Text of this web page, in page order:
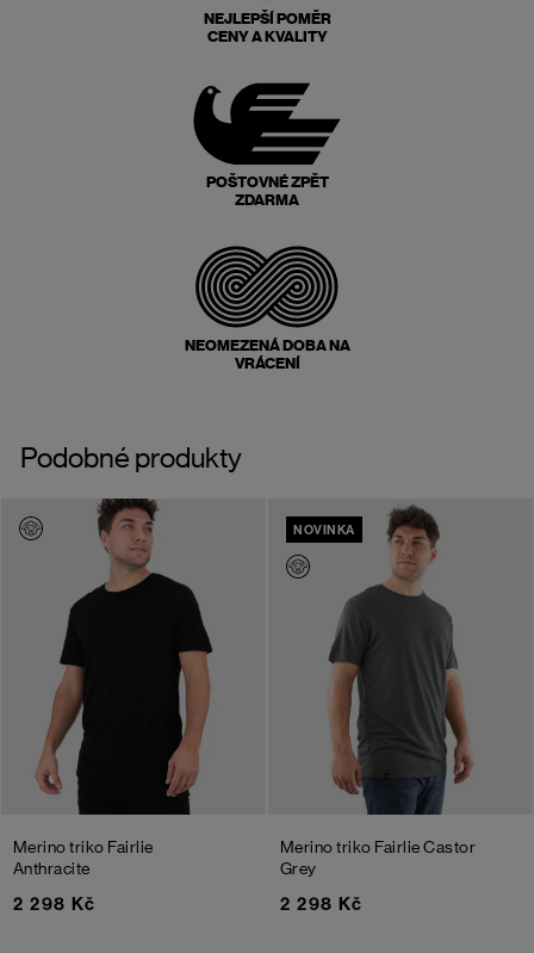
NEJLEPŠÍ POMĚR
CENY A KVALITY
POŠTOVNÉ ZPĚT
ZDARMA
NEOMEZENÁ DOBA NA
VRÁCENÍ
Podobné produkty
Merino triko Fairlie
Anthracite
2 298 Kč
NOVINKA
Merino triko FairlieCastor
Grey
2 298 Kč